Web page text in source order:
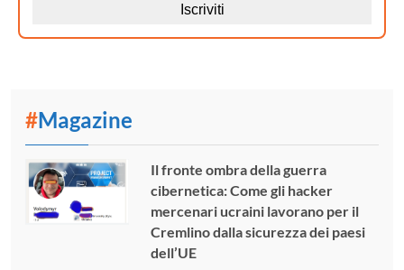
#Magazine
Il fronte ombra della guerra
cibernetica: Come gli hacker
mercenari ucraini lavorano per il
Cremlino dalla sicurezza dei paesi
dell’UE